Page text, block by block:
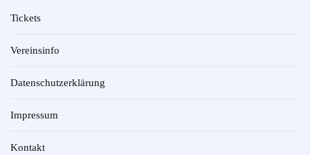
Tickets
Vereinsinfo
Datenschutzerklärung
Impressum
Kontakt